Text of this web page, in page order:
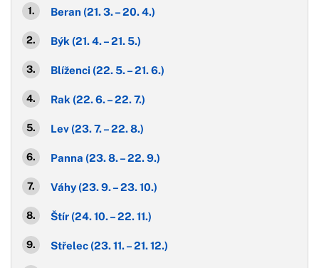
Beran (21. 3. – 20. 4.)
Býk (21. 4. – 21. 5.)
Blíženci (22. 5. – 21. 6.)
Rak (22. 6. – 22. 7.)
Lev (23. 7. – 22. 8.)
Panna (23. 8. – 22. 9.)
Váhy (23. 9. – 23. 10.)
Štír (24. 10. – 22. 11.)
Střelec (23. 11. – 21. 12.)